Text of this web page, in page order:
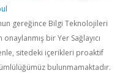
gereğince Bilgi Teknolojileri
bir Yer Sağlayıcı
sitedeki içerikleri proaktif
bulunmamaktadır.